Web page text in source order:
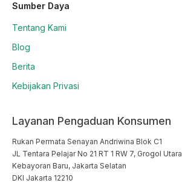
Sumber Daya
Tentang Kami
Blog
Berita
Kebijakan Privasi
Layanan Pengaduan Konsumen
Rukan Permata Senayan Andriwina Blok C1
JL Tentara Pelajar No 21 RT 1 RW 7, Grogol Utara
Kebayoran Baru, Jakarta Selatan
DKI Jakarta 12210